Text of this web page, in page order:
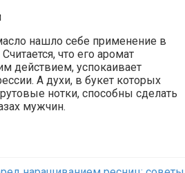
нашло себе применение в
что его аромат
действием, успокаивает
А духи, в букет которых
нотки, способны сделать
мужчин.